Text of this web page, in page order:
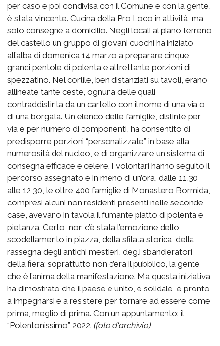
per caso e poi condivisa con il Comune e con la gente,
è stata vincente. Cucina della Pro Loco in attività, ma
solo consegne a domicilio. Negli locali al piano terreno
del castello un gruppo di giovani cuochi ha iniziato
all’alba di domenica 14 marzo a preparare cinque
grandi pentole di polenta e altrettante porzioni di
spezzatino. Nel cortile, ben distanziati su tavoli, erano
allineate tante ceste, ognuna delle quali
contraddistinta da un cartello con il nome di una via o
di una borgata. Un elenco delle famiglie, distinte per
via e per numero di componenti, ha consentito di
predisporre porzioni “personalizzate” in base alla
numerosità del nucleo, e di organizzare un sistema di
consegna efficace e celere. I volontari hanno seguito il
percorso assegnato e in meno di un’ora, dalle 11,30
alle 12,30, le oltre 400 famiglie di Monastero Bormida,
compresi alcuni non residenti presenti nelle seconde
case, avevano in tavola il fumante piatto di polenta e
pietanza. Certo, non c’è stata l’emozione dello
scodellamento in piazza, della sfilata storica, della
rassegna degli antichi mestieri, degli sbandieratori,
della fiera; soprattutto non c’era il pubblico, la gente
che è l’anima della manifestazione. Ma questa iniziativa
ha dimostrato che il paese è unito, è solidale, è pronto
a impegnarsi e a resistere per tornare ad essere come
prima, meglio di prima. Con un appuntamento: il
“Polentonissimo” 2022. (foto d'archivio)